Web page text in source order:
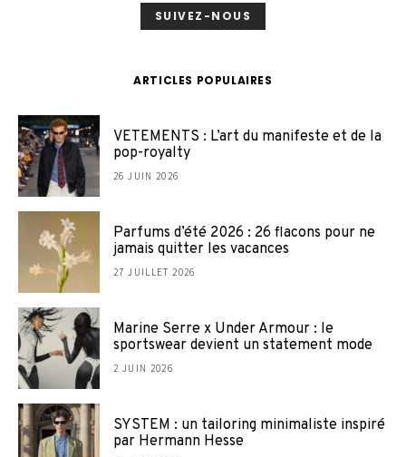
SUIVEZ-NOUS
ARTICLES POPULAIRES
VETEMENTS : L’art du manifeste et de la
pop-royalty
26 JUIN 2026
Parfums d’été 2026 : 26 flacons pour ne
jamais quitter les vacances
27 JUILLET 2026
Marine Serre x Under Armour : le
sportswear devient un statement mode
2 JUIN 2026
SYSTEM : un tailoring minimaliste inspiré
par Hermann Hesse